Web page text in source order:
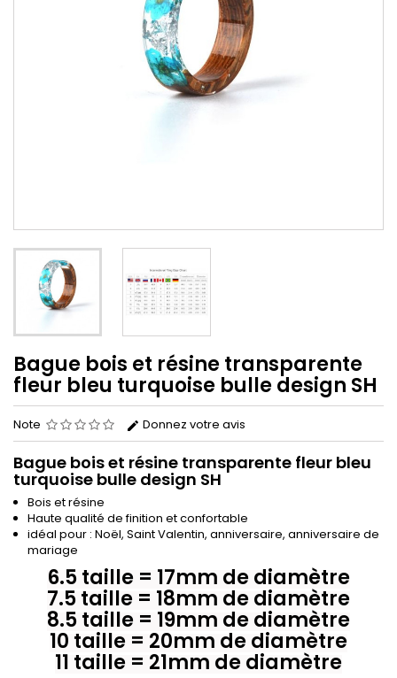
Bague bois et résine transparente
fleur bleu turquoise bulle design SH
Note Donnez votre avis
Bague bois et résine transparente fleur bleu
turquoise bulle design SH
Bois et résine
Haute qualité de finition et confortable
idéal pour : Noël, Saint Valentin, anniversaire, anniversaire de
mariage
6.5 taille = 17mm de diamètre
7.5 taille = 18mm de diamètre
8.5 taille = 19mm de diamètre
10 taille = 20mm de diamètre
11 taille = 21mm de diamètre